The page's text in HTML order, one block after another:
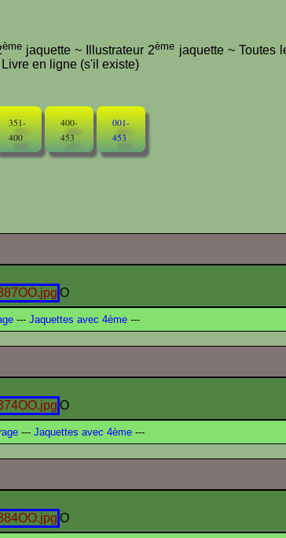
èmejaquette ~ Illustrateur 2ème jaquette ~ Toutes
en ligne (s'il existe)
351-
400
400-
453
001-
453
O
--- Jaquettes avec 4ème ---
O
--- Jaquettes avec 4ème ---
O